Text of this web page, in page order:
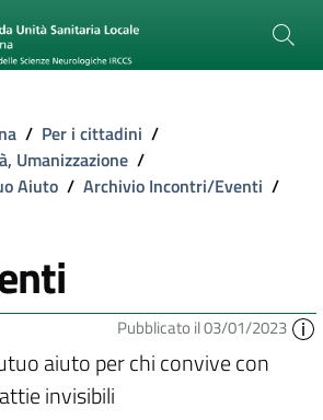
/ Per i cittadini /
Umanizzazione /
Aiuto / Archivio Incontri/Eventi /
Pubblicato il 03/01/2023
aiuto per chi convive con
invisibili